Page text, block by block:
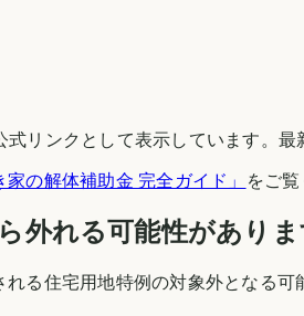
リンクとして表示しています。最
家の解体補助金 完全ガイド」 をご覧
外れる可能性があり
る住宅用地特例の対象外となる